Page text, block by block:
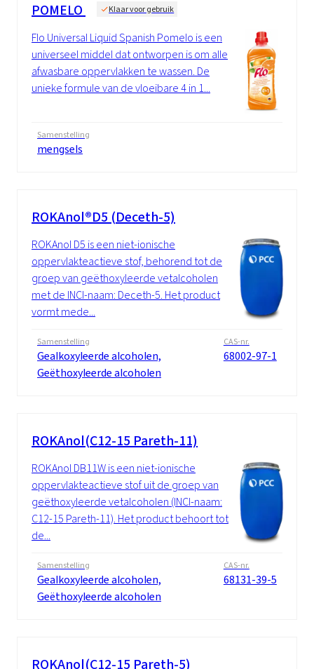
POMELO
Klaar voor gebruik
Flo Universal Liquid Spanish Pomelo is een
universeel middel dat ontworpen is om alle
afwasbare oppervlakken te wassen. De
unieke formule van de vloeibare 4 in 1...
Samenstelling
mengsels
ROKAnol®D5 (Deceth-5)
ROKAnol D5 is een niet-ionische
oppervlakteactieve stof, behorend tot de
groep van geëthoxyleerde vetalcoholen
met de INCI-naam: Deceth-5. Het product
vormt mede...
Samenstelling
Gealkoxyleerde alcoholen,
Geëthoxyleerde alcoholen
CAS-nr.
68002-97-1
ROKAnol(C12-15 Pareth-11)
ROKAnol DB11W is een niet-ionische
oppervlakteactieve stof uit de groep van
geëthoxyleerde vetalcoholen (INCI-naam:
C12-15 Pareth-11). Het product behoort tot
de...
Samenstelling
Gealkoxyleerde alcoholen,
Geëthoxyleerde alcoholen
CAS-nr.
68131-39-5
ROKAnol(C12-15 Pareth-5)